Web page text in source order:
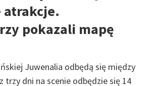
atrakcje.
pokazali mapę
Juwenalia odbędą się między
trzy dni na scenie odbędzie się 14